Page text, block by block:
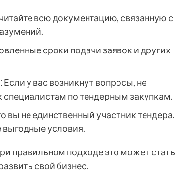
всю документацию, связанную с
сроки подачи заявок и других
⁚ Если у вас возникнут вопросы, не
специалистам по тендерным закупкам.
вы не единственный участник тендера.
выгодные условия.
правильном подходе это может стать
свой бизнес.